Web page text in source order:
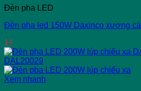
Đèn pha LED
Đèn pha led 150W Daxinco xương cá
1₫
Xem nhanh